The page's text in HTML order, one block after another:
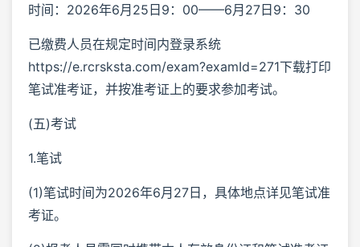
时间：2026年6月25日9：00——6月27日9：30
已缴费人员在规定时间内登录系统
https://e.rcrsksta.com/exam?examId=271下载打印
笔试准考证，并按准考证上的要求参加考试。
(五)考试
1.笔试
(1)笔试时间为2026年6月27日，具体地点详见笔试准
考证。